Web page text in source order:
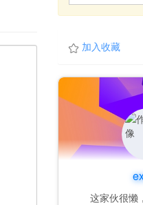
加入收藏
这家伙很懒